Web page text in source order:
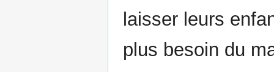
laisser leurs
plus besoin du